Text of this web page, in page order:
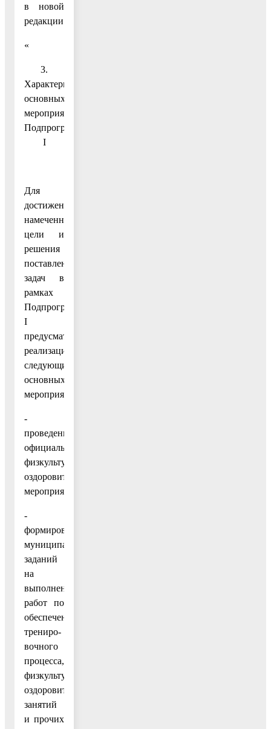
в новой
редакции:
«
3.
Характеристика
основных
мероприятий
Подпрограммы
I
Для
достижения
намеченной
цели и
решения
поставленных
задач в
рамках
Подпрограммы
I
предусматривается
реализация
следующих
основных
мероприятий:
-
проведение
официальных
физкультурно-
оздоровительных
мероприятий;
-
формирование
муниципальных
заданий
на
выполнение
работ по
обеспечению
трениро-
вочного
процесса,
физкультурно-
оздоровительных
занятий
и прочих